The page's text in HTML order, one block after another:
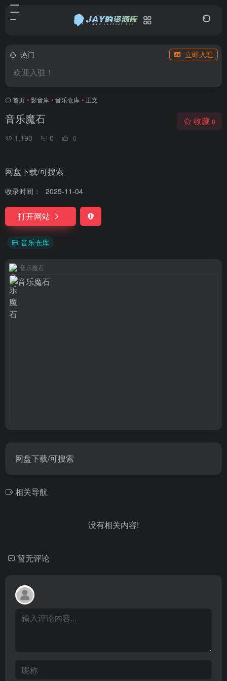
热门 立即入驻
欢迎入驻！
首页 • 影音库 • 音乐仓库 • 正文
音乐魔石
1,190 0 0
收藏 0
网盘下载/可搜索
收录时间： 2025-11-04
打开网站
音乐仓库
音乐魔石
网盘下载/可搜索
相关导航
没有相关内容!
暂无评论